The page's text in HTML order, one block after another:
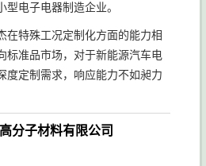
电子电器制造企业。
在特殊工况定制化方面的能力相
标准品市场，对于新能源汽车电
度定制需求，响应能力不如昶力
分子材料有限公司